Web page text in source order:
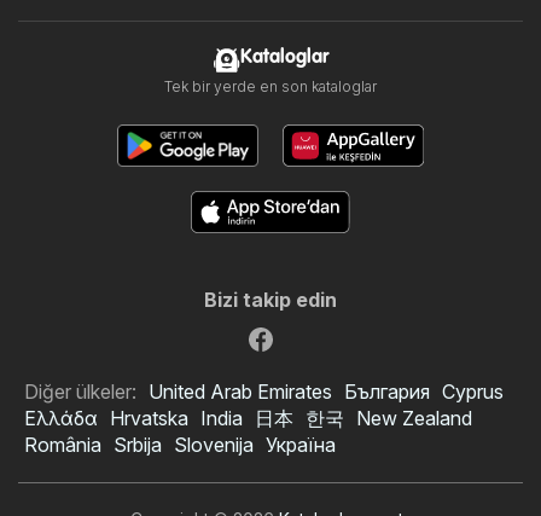
Kataloglar
Tek bir yerde en son kataloglar
Bizi takip edin
Diğer ülkeler: United Arab Emirates България Cyprus
Ελλάδα Hrvatska India 日本 한국 New Zealand
România Srbija Slovenija Україна